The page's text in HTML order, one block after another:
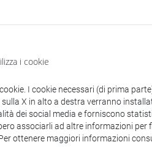
depositare le proprie
la propria pubblicazione in
Access e autoarchiviazione.
negli archivi istituzionali
si raccomanda nel
di accesso e della licenza.
i cookie
I cookie necessari (di prima
X in alto a destra verranno
dei social media e forniscono
associarli ad altre informazioni per
ottenere maggiori informazioni